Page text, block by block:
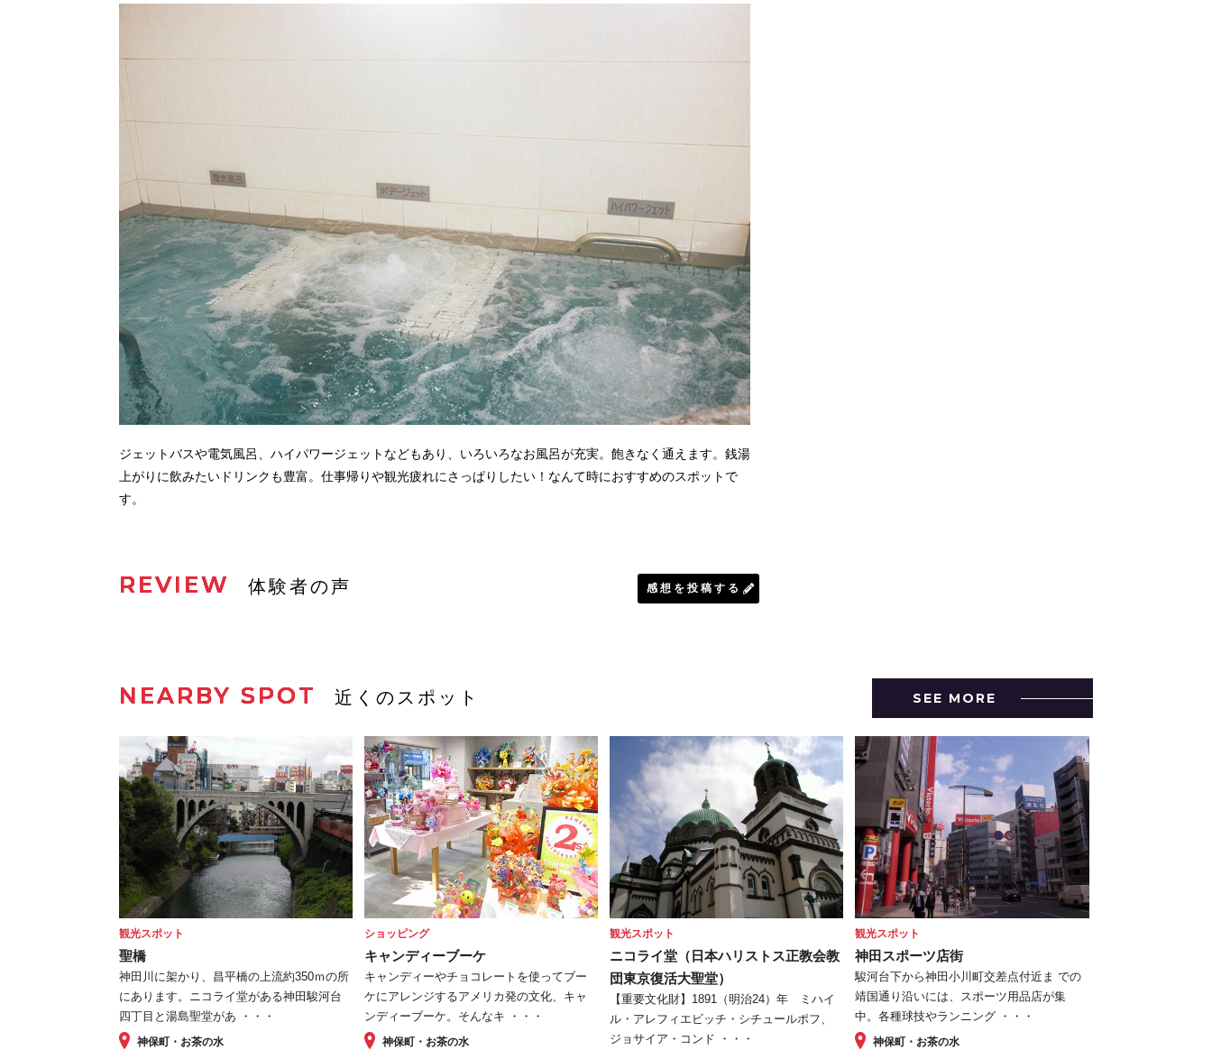
ジェットバスや電気風呂、ハイパワージェットなどもあり、いろいろなお風呂が充実。飽きなく通えます。銭湯
上がりに飲みたいドリンクも豊富。仕事帰りや観光疲れにさっぱりしたい！なんて時におすすめのスポットで
す。
REVIEW 体験者の声 感想を投稿する
NEARBY SPOT 近くのスポット
観光スポット
聖橋
神田川に架かり、昌平橋の上流約350ｍの所
にあります。ニコライ堂がある神田駿河台
四丁目と湯島聖堂があ ・・・
神保町・お茶の水
ショッピング
キャンディーブーケ
キャンディーやチョコレートを使ってブー
ケにアレンジするアメリカ発の文化、キャ
ンディーブーケ。そんなキ ・・・
神保町・お茶の水
観光スポット
ニコライ堂（日本ハリストス正教会教
団東京復活大聖堂）
【重要文化財】1891（明治24）年 ミハイ
ル・アレフィエビッチ・シチュールポフ、
ジョサイア・コンド ・・・
観光スポット
神田スポーツ店街
駿河台下から神田小川町交差点付近ま での
靖国通り沿いには、スポーツ用品店が集
中。各種球技やランニング ・・・
神保町・お茶の水
SEE MORE